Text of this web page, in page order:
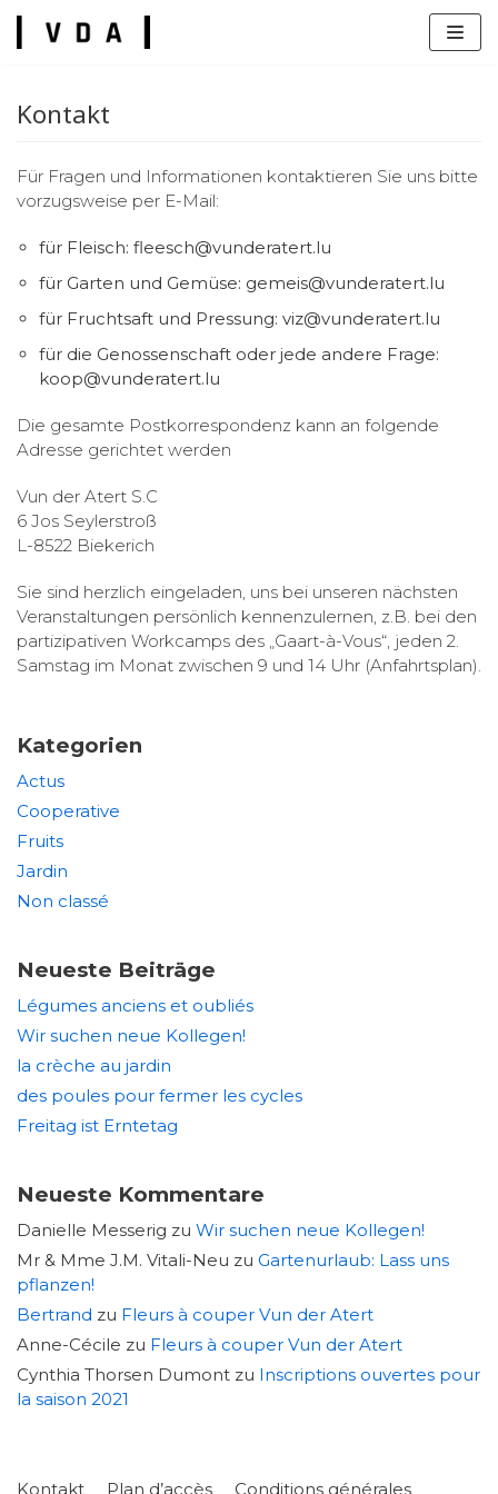
Zum
Inhalt
Kontakt
Für Fragen und Informationen kontaktieren Sie uns bitte
vorzugsweise per E-Mail:
für Fleisch: fleesch@vunderatert.lu
für Garten und Gemüse: gemeis@vunderatert.lu
für Fruchtsaft und Pressung: viz@vunderatert.lu
für die Genossenschaft oder jede andere Frage:
koop@vunderatert.lu
Die gesamte Postkorrespondenz kann an folgende
Adresse gerichtet werden
Vun der Atert S.C
6 Jos Seylerstroß
L-8522 Biekerich
Sie sind herzlich eingeladen, uns bei unseren nächsten
Veranstaltungen persönlich kennenzulernen, z.B. bei den
partizipativen Workcamps des „Gaart-à-Vous“, jeden 2.
Samstag im Monat zwischen 9 und 14 Uhr (Anfahrtsplan).
Kategorien
Actus
Cooperative
Fruits
Jardin
Non classé
Neueste Beiträge
Légumes anciens et oubliés
Wir suchen neue Kollegen!
la crèche au jardin
des poules pour fermer les cycles
Freitag ist Erntetag
Neueste Kommentare
Danielle Messerig zu Wir suchen neue Kollegen!
Mr & Mme J.M. Vitali-Neu zu Gartenurlaub: Lass uns
pflanzen!
Bertrand zu Fleurs à couper Vun der Atert
Anne-Cécile zu Fleurs à couper Vun der Atert
Cynthia Thorsen Dumont zu Inscriptions ouvertes pour
la saison 2021
Kontakt Plan d’accès Conditions générales